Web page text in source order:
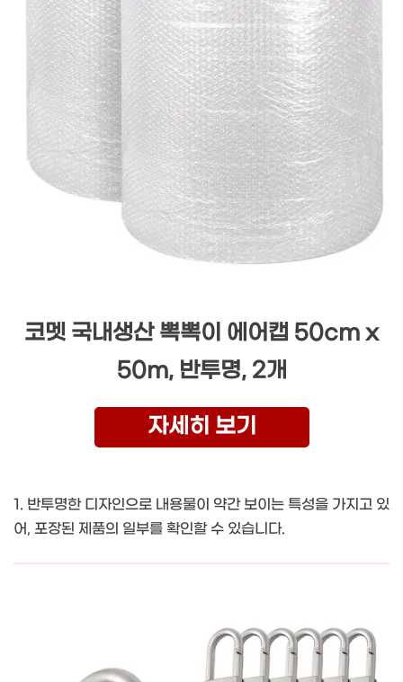
코멧 국내생산 뽁뽁이 에어캡 50cm x
50m, 반투명, 2개
자세히 보기
1. 반투명한 디자인으로 내용물이 약간 보이는 특성을 가지고 있
어, 포장된 제품의 일부를 확인할 수 있습니다.